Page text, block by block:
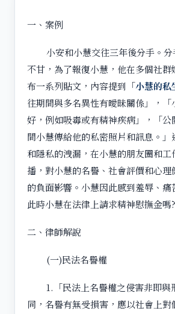
一、案例
小安和小慧交往三年後分手。分
不甘，為了報復小慧，他在多個社群
布一系列貼文，內容提到「小慧的私
往期間與多名異性有曖昧關係」，「
好，例如吸毒或有精神疾病」，「公
間小慧傳給他的私密照片和訊息。
和隱私的洩漏，在小慧的朋友圈和工
播，對小慧的名譽、社會評價和心
的負面影響。小慧因此感到羞辱、痛
此時小慧在法律上請求精神慰撫金嗎?
二、律師解說
(一)民法名譽權
1.「民法上名譽權之侵害非即與
同，名譽有無受損害，應以社會上對